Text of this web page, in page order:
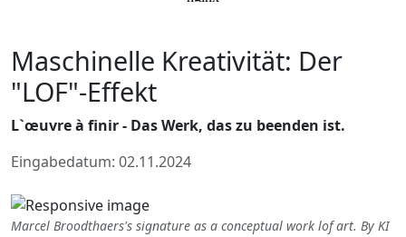
Maschinelle Kreativität: Der
"LOF"-Effekt
L`œuvre à finir - Das Werk, das zu beenden ist.
Eingabedatum: 02.11.2024
Marcel Broodthaers's signature as a conceptual work lof art. By KI